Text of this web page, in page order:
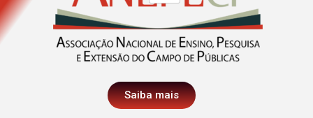
Saiba mais